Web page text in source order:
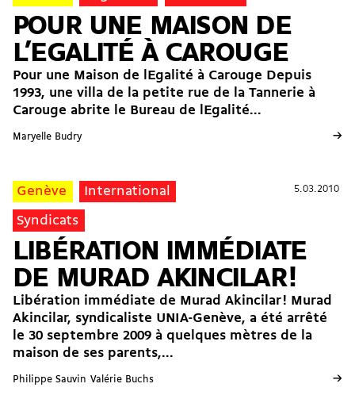
POUR UNE MAISON DE
L’EGALITÉ À CAROUGE
Pour une Maison de lEgalité à Carouge Depuis
1993, une villa de la petite rue de la Tannerie à
Carouge abrite le Bureau de lEgalité...
Maryelle Budry →
5.03.2010
Genève International
Syndicats
5.03.2010
LIBÉRATION IMMÉDIATE
DE MURAD AKINCILAR !
Libération immédiate de Murad Akincilar ! Murad
Akincilar, syndicaliste UNIA-Genève, a été arrêté
le 30 septembre 2009 à quelques mètres de la
maison de ses parents,...
Philippe Sauvin Valérie Buchs →